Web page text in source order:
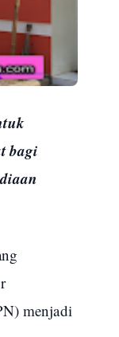
bagi
menjadi